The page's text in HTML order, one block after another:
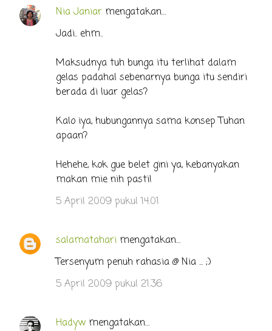
Nia Janiar mengatakan…
Jadi.. ehm..
Maksudnya tuh bunga itu terlihat dalam
gelas padahal sebenarnya bunga itu sendiri
berada di luar gelas?
Kalo iya, hubungannya sama konsep Tuhan
apaan?
Hehehe, kok gue belet gini ya, kebanyakan
makan mie nih pasti!
5 April 2009 pukul 14.01
salamatahari mengatakan…
Tersenyum penuh rahasia @ Nia ... ;)
5 April 2009 pukul 21.36
Hadyw mengatakan…